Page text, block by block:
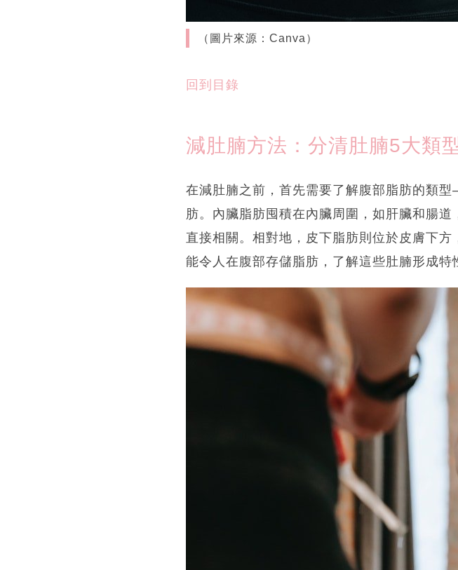
（圖片來源：Canva）
回到目錄
減肚腩方法：分清肚腩5大類
在減肚腩之前，首先需要了解腹部脂肪的類
肪。內臟脂肪囤積在內臟周圍，如肝臟和腸
直接相關。相對地，皮下脂肪則位於皮膚下
能令人在腹部存儲脂肪，了解這些肚腩形成特